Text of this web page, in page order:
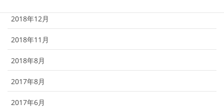
2018年12月
2018年11月
2018年8月
2017年8月
2017年6月